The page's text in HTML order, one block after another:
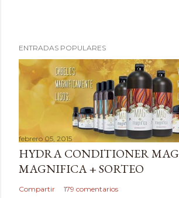
u
b
a
r
u
n
c
ENTRADAS POPULARES
febrero 05, 2015
HYDRA CONDITIONER MAG
MAGNIFICA + SORTEO
Compartir 179 comentarios